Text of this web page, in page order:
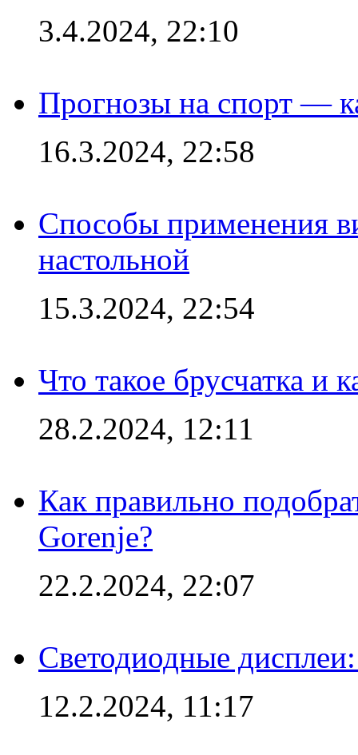
3.4.2024, 22:10
Прогнозы на спорт —
16.3.2024, 22:58
Способы применения
настольной
15.3.2024, 22:54
Что такое брусчатка и
28.2.2024, 12:11
Как правильно
Gorenje?
22.2.2024, 22:07
Светодиодные
12.2.2024, 11:17